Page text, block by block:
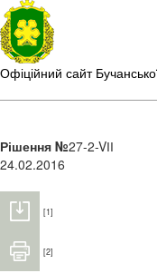
Офіційний сайт
Рішення №27-2-VІІ
24.02.2016
[1]
[2]